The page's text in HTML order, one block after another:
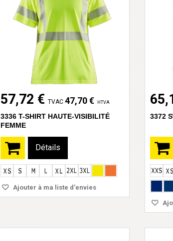
57,72 € TVAC 47,70 € HTVA
3336 T-SHIRT HAUTE-VISIBILITÉ
FEMME
Détails
Ajouter à ma liste d'envies
3372